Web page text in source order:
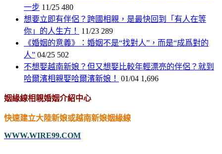
一步 11/25 480
想要立即有伴侶？跨國相親，是最快回到「有人在等
你」的人生方！
11/23 289
《婚姻的意義》：婚姻不是“找對人”，而是“成爲對的
人” 04/25 502
不想娶越南新娘？但又想娶比較年輕漂亮的伴侶？就到
哈爾濱相親娶哈爾濱新娘！
01/04 1,696
姻緣線相親婚姻介紹中心
快速建立大陸新娘或越南新娘姻緣線
WWW.WIRE99.COM